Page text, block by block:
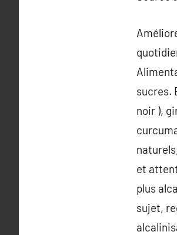
sucres.
noir ),
et
plus
sujet,